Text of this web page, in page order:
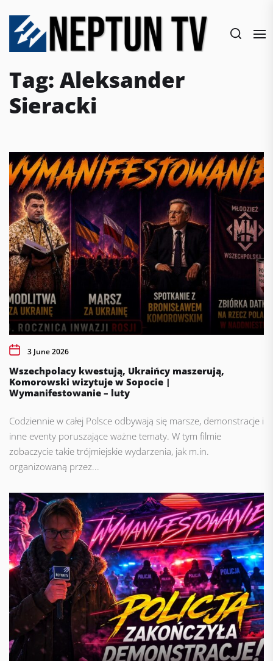
content
Tag: Aleksander
Sieracki
3 June 2026
Wszechpolacy kwestują, Ukraińcy maszerują,
Komorowski wizytuje w Sopocie |
Wymanifestowanie – luty
Codziennie w całej Polsce odbywają się marsze, demonstracje i
inne eventy poruszające ważne tematy. W tym filmie
zobaczycie takie trójmiejskie wydarzenia, jak m.in.
organizowaną przez...